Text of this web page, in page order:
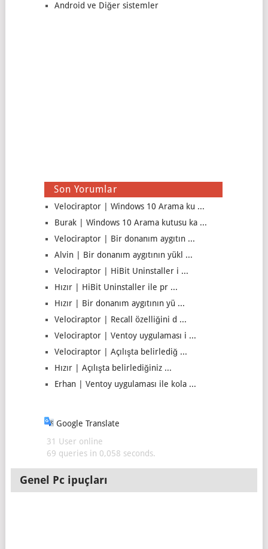
Android ve Diğer sistemler
Son Yorumlar
Velociraptor | Windows 10 Arama ku ...
Burak | Windows 10 Arama kutusu ka ...
Velociraptor | Bir donanım aygıtın ...
Alvin | Bir donanım aygıtının yükl ...
Velociraptor | HiBit Uninstaller i ...
Hızır | HiBit Uninstaller ile pr ...
Hızır | Bir donanım aygıtının yü ...
Velociraptor | Recall özelliğini d ...
Velociraptor | Ventoy uygulaması i ...
Velociraptor | Açılışta belirlediğ ...
Hızır | Açılışta belirlediğiniz ...
Erhan | Ventoy uygulaması ile kola ...
Google Translate
31 User online
69 queries in 0,058 seconds.
Genel Pc ipuçları